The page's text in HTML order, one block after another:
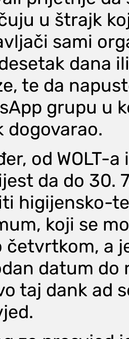
u štrajk
sami
dana
te da
grupu u
dogovarao.
od WOLT-
da do 30.
higijensko-
koji se
četvrtkom, a
datum do
taj dank ad